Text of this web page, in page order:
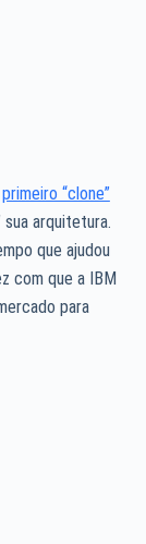
primeiro “clone”
sua arquitetura.
que ajudou
com que a IBM
para